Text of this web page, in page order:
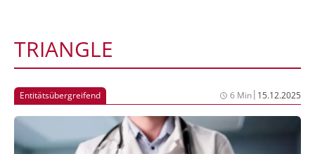
TRIANGLE
Entitätsübergreifend 6 Min| 15.12.2025